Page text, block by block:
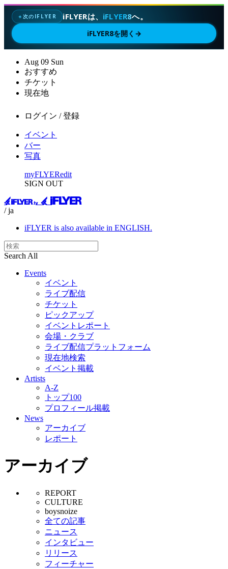
✦次のIFLYER iFLYERは、 iFLYER8へ。
iFLYER8を開く →
Aug 09 Sun
おすすめ
チケット
現在地
ログイン / 登録
イベント
バー
写真
myFLYERedit
SIGN OUT
/ ja
iFLYER is also available in ENGLISH.
Search All
Events
イベント
ライブ配信
チケット
ピックアップ
イベントレポート
会場・クラブ
ライブ配信プラットフォーム
現在地検索
イベント掲載
Artists
A-Z
トップ100
プロフィール掲載
News
アーカイブ
レポート
アーカイブ
REPORT
CULTURE
boysnoize
全ての記事
ニュース
インタビュー
リリース
フィーチャー